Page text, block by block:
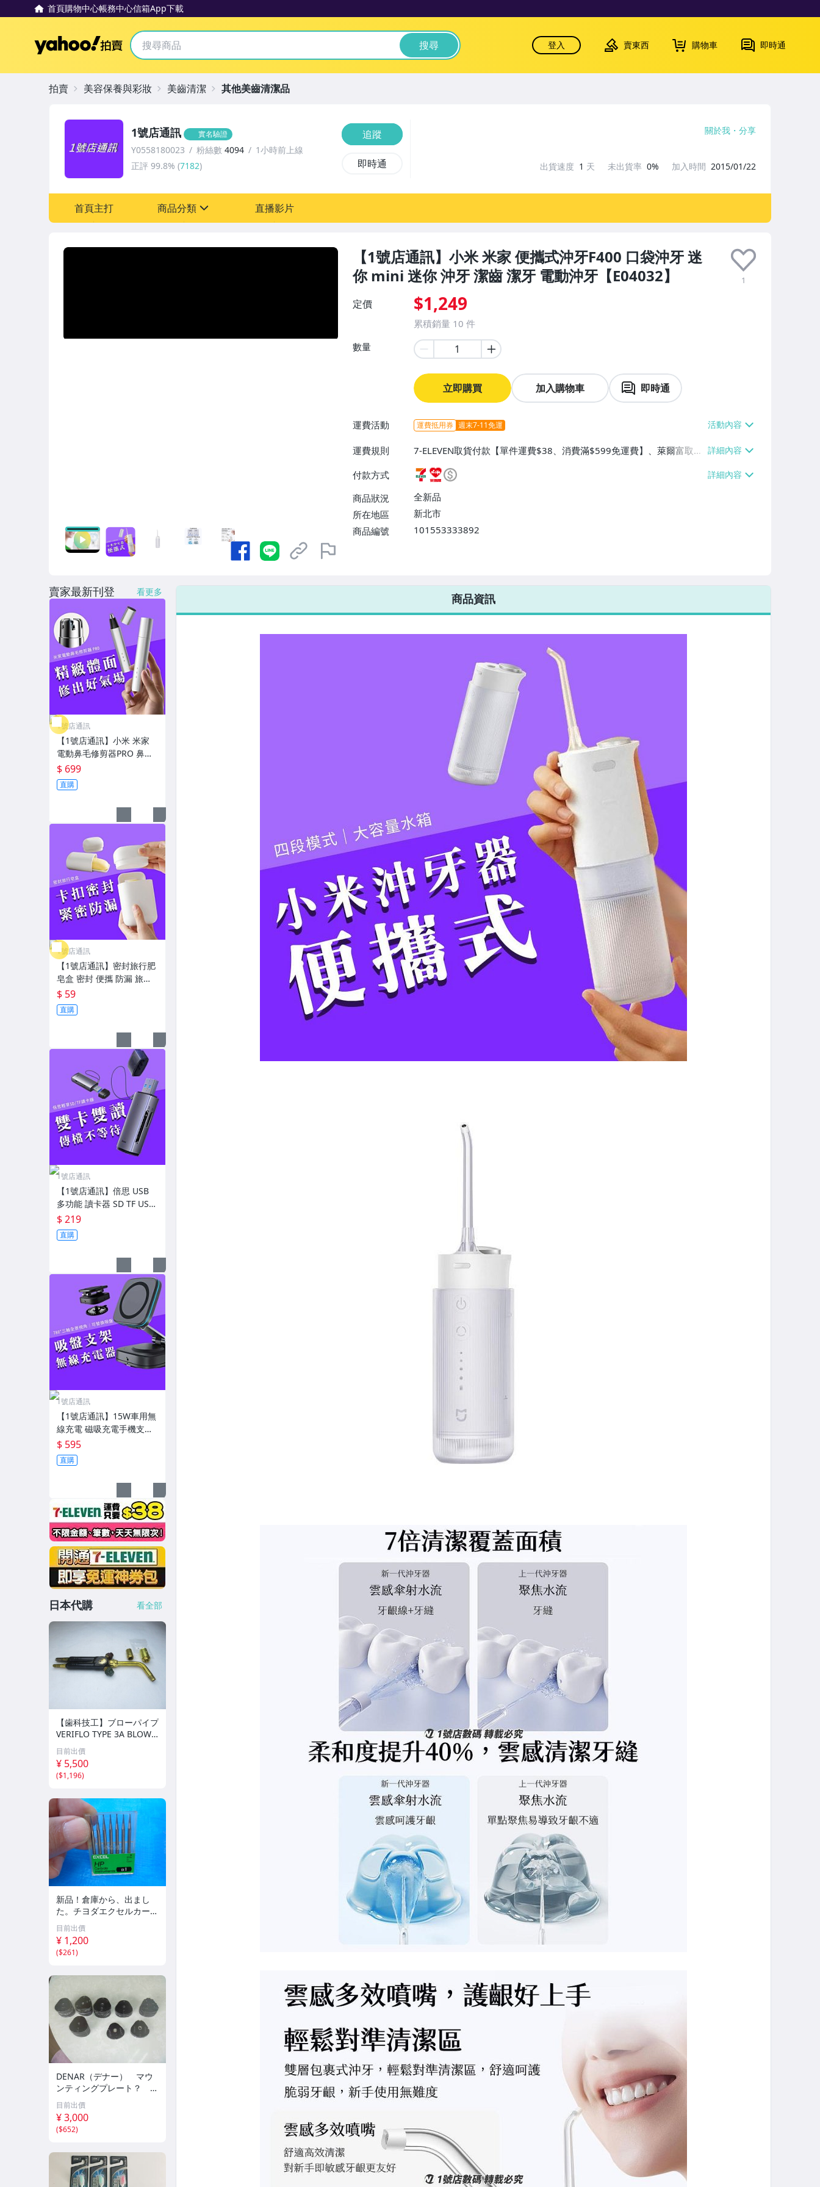
首頁購物中心帳務中心信箱App下載
Yahoo拍賣 搜尋 登入 賣東西 購物車 即時通
【1號店通訊】小米 米家 便攜式沖牙F400 口袋沖牙 迷
你 mini 迷你 沖牙 潔齒 潔牙 電動沖牙【E04032】
1
定價 $1,249
累積銷量 10 件
數量
立即購買 加入購物車 即時通
運費活動 運費抵用券 週末7-11免運
運費規則
7-ELEVEN取貨付款【單件運費$38、消費滿$599免運費】、萊爾富取貨
付款【單件運費$60、消費滿$599免運費】、面交/自取/不寄送【免運
費】、大型/超重物品運送【單件運費$150、消費滿$3990免運費】
付款方式
商品狀況
全新品
所在地區
新北市
商品編號
101553333892
1號店通訊 實名驗證
Y0558180023 粉絲數 4094
1小時前上線
正評 99.8% (7182)
追蹤
即時通
關於我 分享
出貨速度 1 天 未出貨率 0% 加入時間 2015/01/22
首頁主打 商品分類
手機、配件與通訊
相機、攝影與周邊
運動、戶外與休閒
直播影片
拍賣 美容保養與彩妝 美齒清潔 其他美齒清潔品
商品資訊
賣家最新刊登 看更多
1號店通訊
【1號店通訊】小米 米家
電動鼻毛修剪器PRO 鼻毛
機 修鼻毛 鼻毛剪 除鼻毛器
電動鼻毛剪 除鼻毛機 剪鼻
毛器【G06111】
$ 699
直購
1號店通訊
【1號店通訊】密封旅行肥
皂盒 密封 便攜 防漏 旅行
皂盒 肥皂盒 瀝水皂盒 旅行
家用 攜帶式 外出皂盒 可拆
洗【E11292】
$ 59
直購
1號店通訊
【1號店通訊】倍思 USB
多功能 讀卡器 SD TF USB
3.0 讀卡機 手機 電腦【C0
6222】
$ 219
直購
1號店通訊
【1號店通訊】15W車用無
線充電 磁吸充電手機支架
無線車充 真空 適用 iPhon
e 17/16/15【G03193】
$ 595
直購
日本代購 看全部
【歯科技工】ブローパイプ
VERIFLO TYPE 3A BLOWP
IPE （ク）
目前出價
¥ 5,500
($1,196)
新品！倉庫から、出まし
た。チヨダエクセルカーバ
イトラウンドバーHP ♯
１ お得な７本入り！在庫
限りで終了。咬合面に最
適！売れてます
目前出價
¥ 1,200
($261)
DENAR（デナー） マウ
ンティングプレート？ 各
種 32個 中古品
目前出價
¥ 3,000
($652)